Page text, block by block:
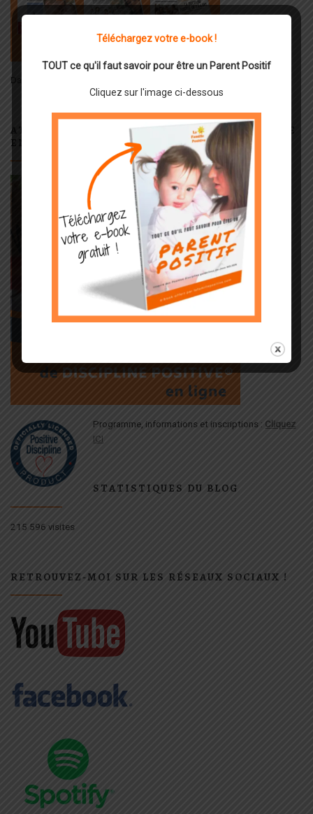
Dates, Programme, informations et inscriptions :
ATELIERS OFFICIELS DE DISCIPLINE POSITIVE
EN LIGNE : ILS SONT ENFIN DISPONIBLES !
Programme, informations et inscriptions : Cliquez
ICI
STATISTIQUES DU BLOG
215 596 visites
RETROUVEZ-MOI SUR LES RÉSEAUX SOCIAUX !
Téléchargez votre e-book !
TOUT ce qu'il faut savoir pour être un Parent Positif
Cliquez sur l'image ci-dessous